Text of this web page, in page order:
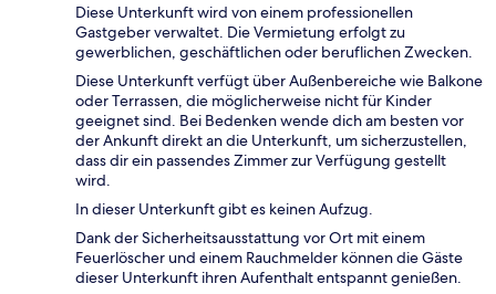
Diese Unterkunft wird von einem professionellen
Gastgeber verwaltet. Die Vermietung erfolgt zu
gewerblichen, geschäftlichen oder beruflichen Zwecken.
Diese Unterkunft verfügt über Außenbereiche wie Balkone
oder Terrassen, die möglicherweise nicht für Kinder
geeignet sind. Bei Bedenken wende dich am besten vor
der Ankunft direkt an die Unterkunft, um sicherzustellen,
dass dir ein passendes Zimmer zur Verfügung gestellt
wird.
In dieser Unterkunft gibt es keinen Aufzug.
Dank der Sicherheitsausstattung vor Ort mit einem
Feuerlöscher und einem Rauchmelder können die Gäste
dieser Unterkunft ihren Aufenthalt entspannt genießen.